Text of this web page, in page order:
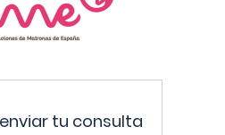
tu consulta